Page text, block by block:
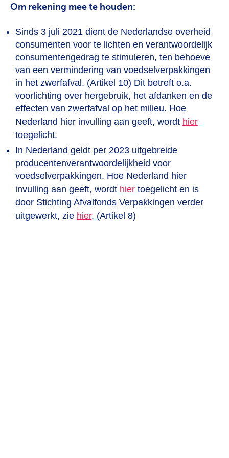
Om rekening mee te houden:
Sinds 3 juli 2021 dient de Nederlandse overheid
consumenten voor te lichten en verantwoordelijk
consumentengedrag te stimuleren, ten behoeve
van een vermindering van voedselverpakkingen
in het zwerfafval. (Artikel 10) Dit betreft o.a.
voorlichting over hergebruik, het afdanken en de
effecten van zwerfafval op het milieu. Hoe
Nederland hier invulling aan geeft, wordt hier
toegelicht.
In Nederland geldt per 2023 uitgebreide
producentenverantwoordelijkheid voor
voedselverpakkingen. Hoe Nederland hier
invulling aan geeft, wordt hier toegelicht en is
door Stichting Afvalfonds Verpakkingen verder
uitgewerkt, zie hier. (Artikel 8)